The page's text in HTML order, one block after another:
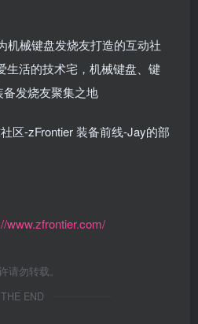
械键盘发烧友打造的互动社
生活的技术宅，机械键盘、键
发烧友聚集之地
www.zfrontier.com/
请勿转载。
THE END